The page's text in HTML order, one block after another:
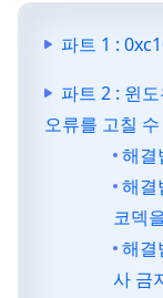
파트 1 :
파트 2 : 윈
오류를 고칠
해결
해결
코덱
해결
사 금